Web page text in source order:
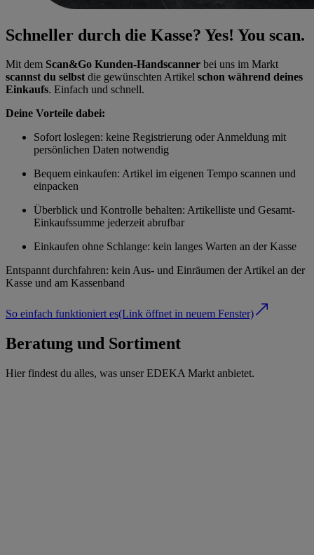
Schneller durch die Kasse? Yes! You scan.
Mit dem Scan&Go Kunden-Handscanner bei uns im Markt
scannst du selbst die gewünschten Artikel schon während deines
Einkaufs. Einfach und schnell.
Deine Vorteile dabei:
Sofort loslegen: keine Registrierung oder Anmeldung mit
persönlichen Daten notwendig
Bequem einkaufen: Artikel im eigenen Tempo scannen und
einpacken
Überblick und Kontrolle behalten: Artikelliste und Gesamt-
Einkaufssumme jederzeit abrufbar
Einkaufen ohne Schlange: kein langes Warten an der Kasse
Entspannt durchfahren: kein Aus- und Einräumen der Artikel an der
Kasse und am Kassenband
So einfach funktioniert es(Link öffnet in neuem Fenster)
Beratung und Sortiment
Hier findest du alles, was unser EDEKA Markt anbietet.